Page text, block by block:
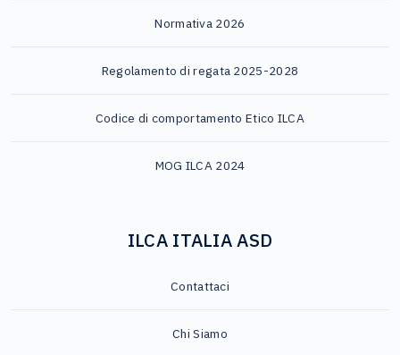
Normativa 2026
Regolamento di regata 2025-2028
Codice di comportamento Etico ILCA
MOG ILCA 2024
ILCA ITALIA ASD
Contattaci
Chi Siamo